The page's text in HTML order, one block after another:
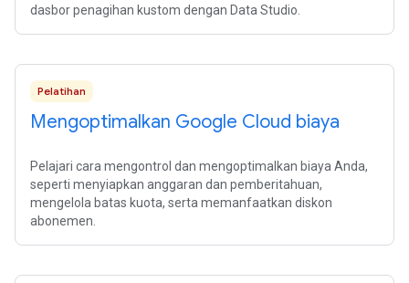
dasbor penagihan kustom dengan Data Studio.
Pelatihan
Mengoptimalkan Google Cloud biaya
Pelajari cara mengontrol dan mengoptimalkan biaya Anda,
seperti menyiapkan anggaran dan pemberitahuan,
mengelola batas kuota, serta memanfaatkan diskon
abonemen.